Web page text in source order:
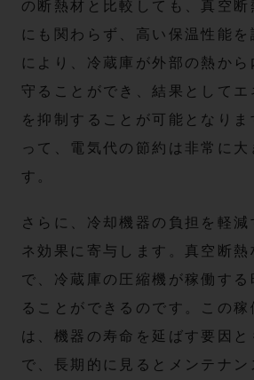
の断熱材と比較しても、真空断
にも関わらず、高い保温性能を
により、冷蔵庫が外部の熱から
守ることができ、結果としてエ
を抑制することが可能となりま
って、電気代の節約は非常に
す。
さらに、冷却機器の負担を軽減
ネ効果に寄与します。真空断熱
で、冷蔵庫の圧縮機が稼働する
ることができるのです。この稼
は、機器の寿命を延ばす要因と
で、長期的に見るとメンテナン